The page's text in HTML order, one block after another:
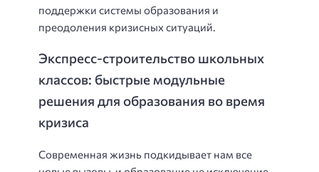
поддержки системы образования и
преодоления кризисных ситуаций.
Экспресс-строительство школьных
классов: быстрые модульные
решения для образования во время
кризиса
Современная жизнь подкидывает нам все